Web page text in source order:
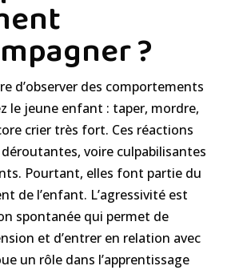
?
d’observer des comportements
le jeune enfant : taper, mordre,
crier très fort. Ces réactions
voire culpabilisantes
Pourtant, elles font partie du
de l’enfant. L’agressivité est
spontanée qui permet de
et d’entrer en relation avec
un rôle dans l’apprentissage